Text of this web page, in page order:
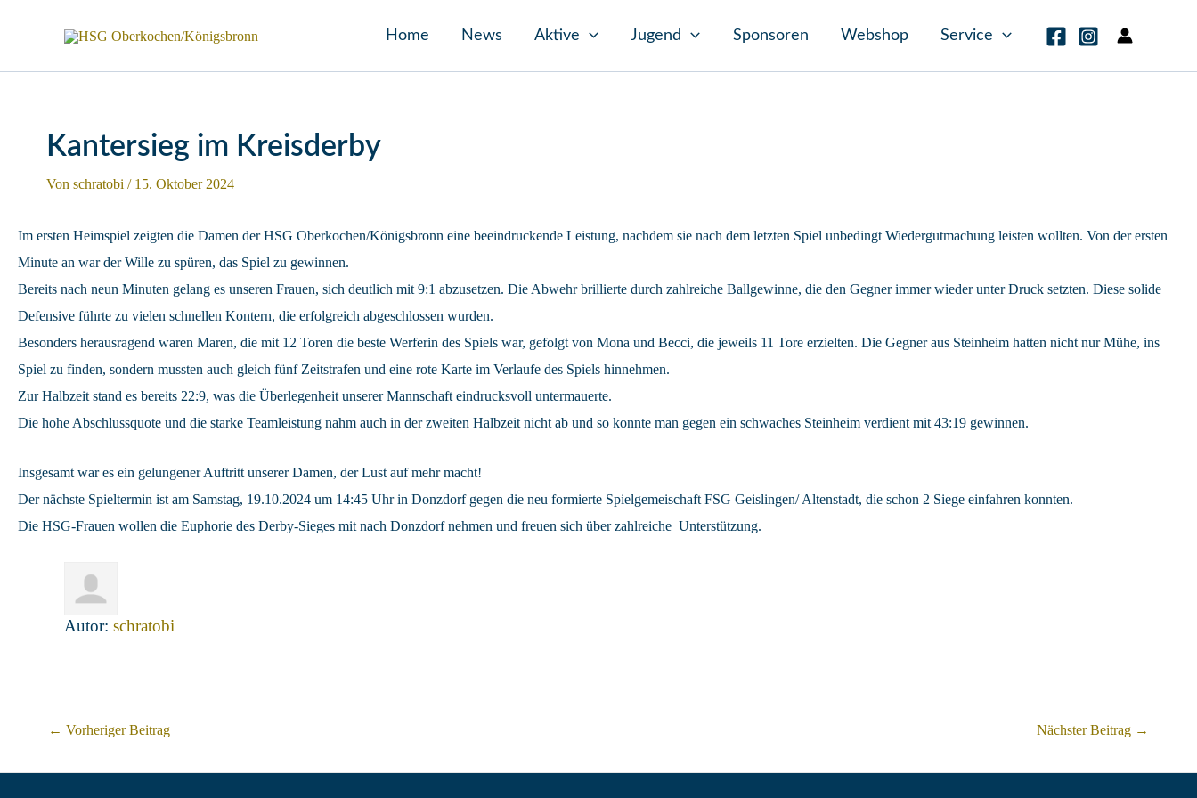
Home News Aktive Jugend Sponsoren Webshop Service
Kantersieg im Kreisderby
Von schratobi / 15. Oktober 2024
Im ersten Heimspiel zeigten die Damen der HSG Oberkochen/Königsbronn eine beeindruckende Leistung, nachdem sie nach dem letzten Spiel unbedingt Wiedergutmachung leisten wollten. Von der ersten
Minute an war der Wille zu spüren, das Spiel zu gewinnen.
Bereits nach neun Minuten gelang es unseren Frauen, sich deutlich mit 9:1 abzusetzen. Die Abwehr brillierte durch zahlreiche Ballgewinne, die den Gegner immer wieder unter Druck setzten. Diese solide
Defensive führte zu vielen schnellen Kontern, die erfolgreich abgeschlossen wurden.
Besonders herausragend waren Maren, die mit 12 Toren die beste Werferin des Spiels war, gefolgt von Mona und Becci, die jeweils 11 Tore erzielten. Die Gegner aus Steinheim hatten nicht nur Mühe, ins
Spiel zu finden, sondern mussten auch gleich fünf Zeitstrafen und eine rote Karte im Verlaufe des Spiels hinnehmen.
Zur Halbzeit stand es bereits 22:9, was die Überlegenheit unserer Mannschaft eindrucksvoll untermauerte.
Die hohe Abschlussquote und die starke Teamleistung nahm auch in der zweiten Halbzeit nicht ab und so konnte man gegen ein schwaches Steinheim verdient mit 43:19 gewinnen.
Insgesamt war es ein gelungener Auftritt unserer Damen, der Lust auf mehr macht!
Der nächste Spieltermin ist am Samstag, 19.10.2024 um 14:45 Uhr in Donzdorf gegen die neu formierte Spielgemeischaft FSG Geislingen/ Altenstadt, die schon 2 Siege einfahren konnten.
Die HSG-Frauen wollen die Euphorie des Derby-Sieges mit nach Donzdorf nehmen und freuen sich über zahlreiche Unterstützung.
Autor: schratobi
Post
← Vorheriger Beitrag Nächster Beitrag →